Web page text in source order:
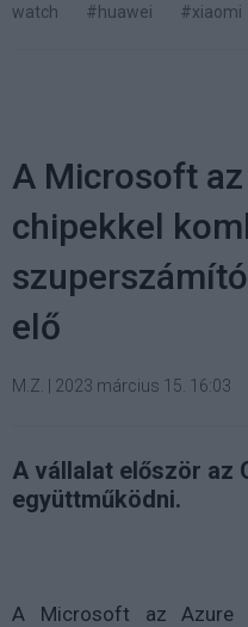
watch
#huawei #xiaomi
A Microsoft
chipekkel
elő
M.Z. 2023 március 15. 16:03
A vállalat először az
együttműködni.
A Microsoft az Azure